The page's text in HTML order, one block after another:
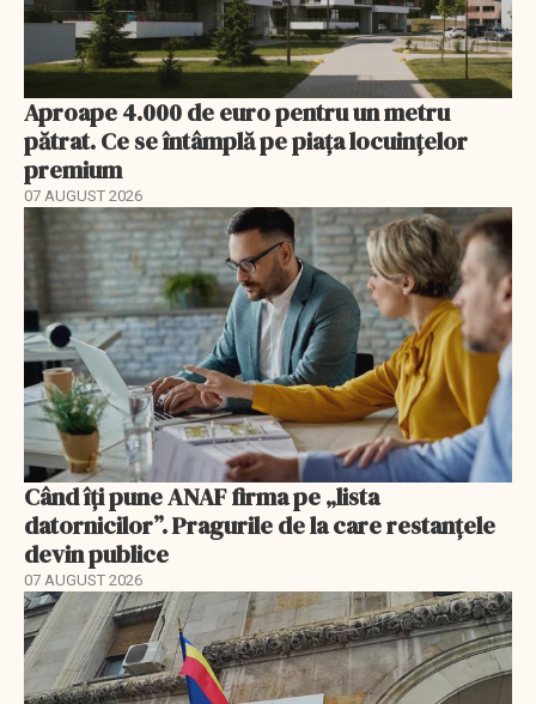
Aproape 4.000 de euro pentru un metru
pătrat. Ce se întâmplă pe piața locuințelor
premium
07 AUGUST 2026
Când îți pune ANAF firma pe „lista
datornicilor”. Pragurile de la care restanțele
devin publice
07 AUGUST 2026